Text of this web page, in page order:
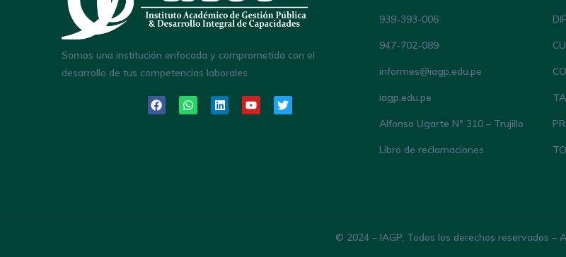
Somos una institución enfocada y comprometida con el
desarrollo de tus competencias laborales
939-393-006
947-702-089
informes@iagp.edu.pe
iagp.edu.pe
Alfonso Ugarte Nº 310 – Trujillo
Libro de reclamaciones
© 2024 – IAGP. Todos los derechos reservados –